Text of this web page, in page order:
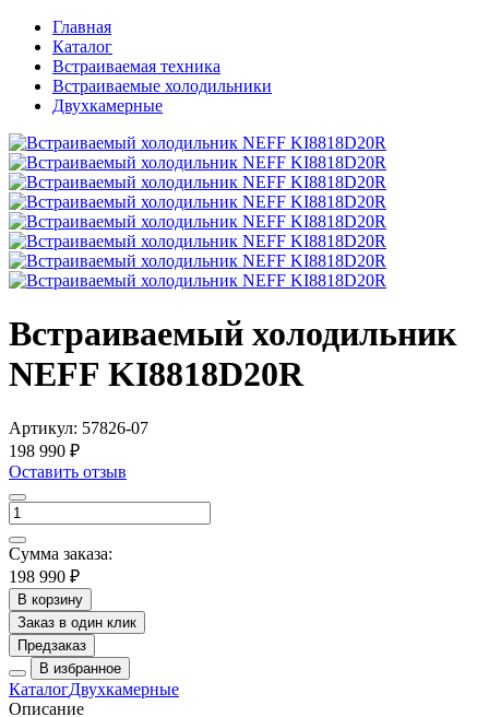
Главная
Каталог
Встраиваемая техника
Встраиваемые холодильники
Двухкамерные
Встраиваемый холодильник
NEFF KI8818D20R
Артикул: 57826-07
198 990 ₽
Оставить отзыв
Сумма заказа:
198 990 ₽
В корзину
Заказ в один клик
Предзаказ
В избранное
КаталогДвухкамерные
Описание